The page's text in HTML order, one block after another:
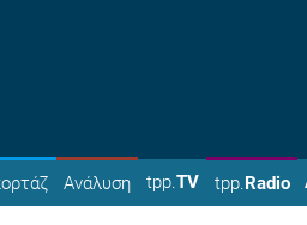
Ανάλυση tpp.TV tpp.Radio